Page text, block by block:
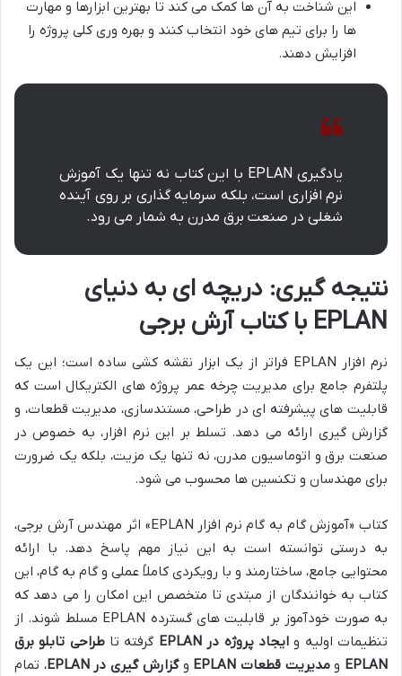
این شناخت به آن ها کمک می کند تا بهترین ابزارها و مهارت
ها را برای تیم های خود انتخاب کنند و بهره وری کلی پروژه را
افزایش دهند.
یادگیری EPLAN با این کتاب نه تنها یک آموزش
نرم افزاری است، بلکه سرمایه گذاری بر روی آینده
شغلی در صنعت برق مدرن به شمار می رود.
نتیجه گیری: دریچه ای به دنیای
EPLAN با کتاب آرش برجی
نرم افزار EPLAN فراتر از یک ابزار نقشه کشی ساده است؛ این یک
پلتفرم جامع برای مدیریت چرخه عمر پروژه های الکتریکال است که
قابلیت های پیشرفته ای در طراحی، مستندسازی، مدیریت قطعات، و
گزارش گیری ارائه می دهد. تسلط بر این نرم افزار، به خصوص در
صنعت برق و اتوماسیون مدرن، نه تنها یک مزیت، بلکه یک ضرورت
برای مهندسان و تکنسین ها محسوب می شود.
کتاب «آموزش گام به گام نرم افزار EPLAN» اثر مهندس آرش برجی،
به درستی توانسته است به این نیاز مهم پاسخ دهد. با ارائه
محتوایی جامع، ساختارمند و با رویکردی کاملاً عملی و گام به گام، این
کتاب به خوانندگان از مبتدی تا متخصص این امکان را می دهد که
به صورت خودآموز بر قابلیت های گسترده EPLAN مسلط شوند. از
تنظیمات اولیه وایجاد پروژه در EPLAN گرفته تاطراحی تابلو برق
EPLAN ومدیریت قطعات EPLAN وگزارش گیری در EPLAN
، تمام